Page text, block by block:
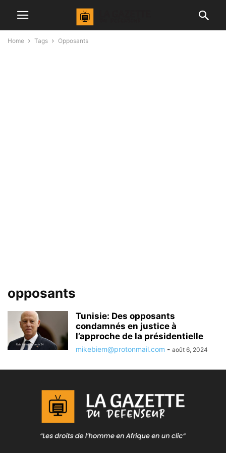
Home Tags Opposants
opposants
Tunisie: Des opposants
condamnés en justice à
l’approche de la présidentielle
mikebiem@protonmail.com - août 6, 2024